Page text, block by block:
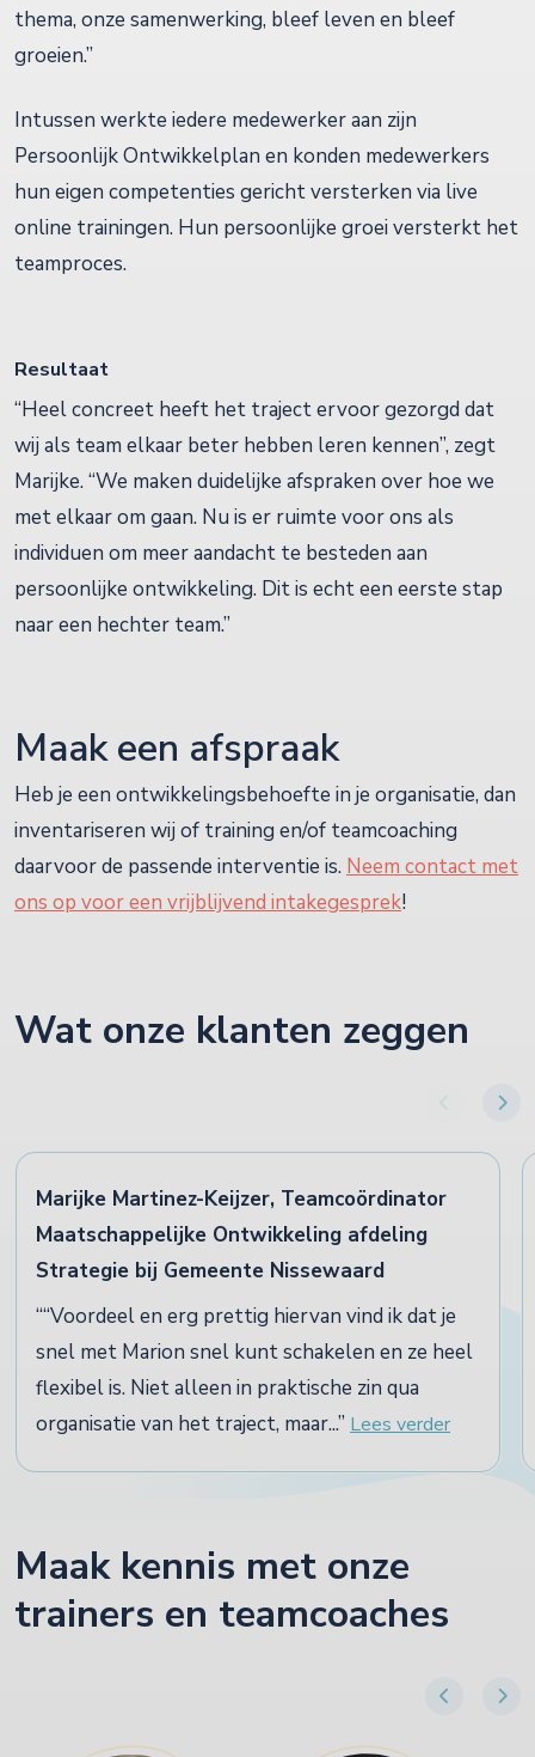
thema, onze samenwerking, bleef leven en bleef
groeien.”
Intussen werkte iedere medewerker aan zijn
Persoonlijk Ontwikkelplan en konden medewerkers
hun eigen competenties gericht versterken via live
online trainingen. Hun persoonlijke groei versterkt het
teamproces.
Resultaat
“Heel concreet heeft het traject ervoor gezorgd dat
wij als team elkaar beter hebben leren kennen”, zegt
Marijke. “We maken duidelijke afspraken over hoe we
met elkaar om gaan. Nu is er ruimte voor ons als
individuen om meer aandacht te besteden aan
persoonlijke ontwikkeling. Dit is echt een eerste stap
naar een hechter team.”
Maak een afspraak
Heb je een ontwikkelingsbehoefte in je organisatie, dan
inventariseren wij of training en/of teamcoaching
daarvoor de passende interventie is. Neem contact met
ons op voor een vrijblijvend intakegesprek!
Wat onze klanten zeggen
Marijke Martinez-Keijzer, Teamcoördinator
Maatschappelijke Ontwikkeling afdeling
Strategie bij Gemeente Nissewaard
“Voordeel en erg prettig hiervan vind ik dat je
snel met Marion snel kunt schakelen en ze heel
flexibel is. Niet alleen in praktische zin qua
organisatie van het traject, maar... Lees verder
Maak kennis met onze
trainers en teamcoaches